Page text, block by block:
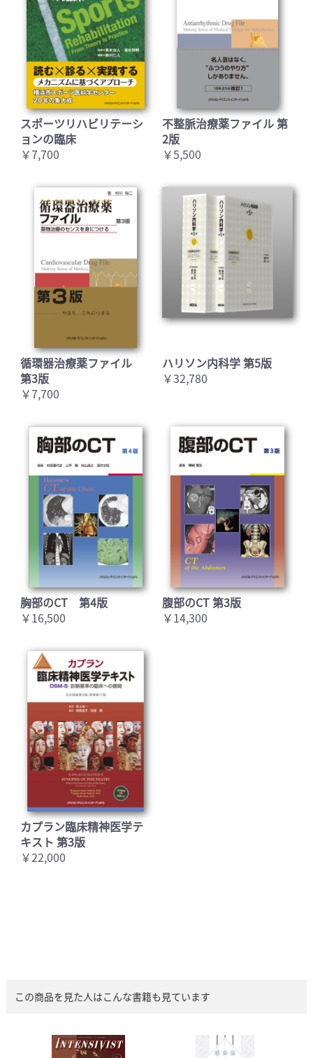
スポーツリハビリテーシ
ョンの臨床
￥7,700
不整脈治療薬ファイル 第
2版
￥5,500
循環器治療薬ファイル
第3版
￥7,700
ハリソン内科学 第5版
￥32,780
胸部のCT 第4版
￥16,500
腹部のCT 第3版
￥14,300
カプラン臨床精神医学テ
キスト 第3版
￥22,000
この商品を見た人はこんな書籍も見ています